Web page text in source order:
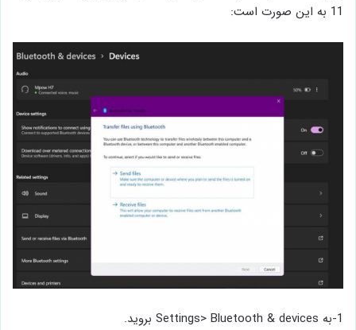
11 به این صورت است:
1-به Settings> Bluetooth & devices بروید.